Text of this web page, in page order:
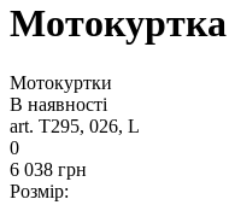
Мотокуртки
В наявності
art. T295, 026, L
0
6 038 грн
Розмір: